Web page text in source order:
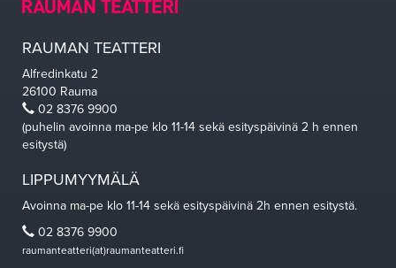
RAUMAN TEATTERI
Alfredinkatu 2
26100 Rauma
02 8376 9900
(puhelin avoinna ma-pe klo 11-14 sekä esityspäivinä 2 h ennen
esitystä)
LIPPUMYYMÄLÄ
Avoinna ma-pe klo 11-14 sekä esityspäivinä 2h ennen esitystä.
02 8376 9900
raumanteatteri(at)raumanteatteri.fi